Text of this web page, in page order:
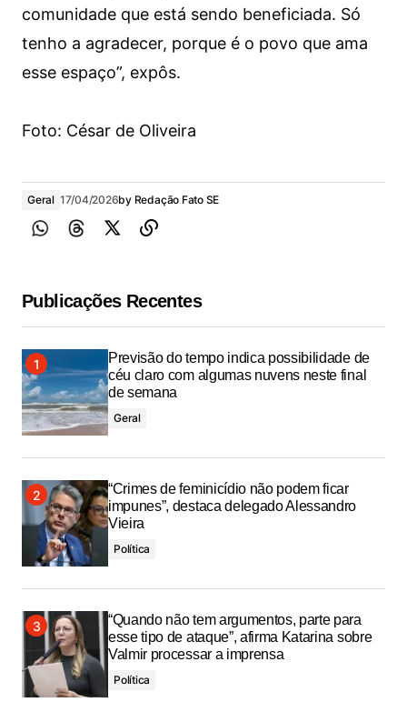
comunidade que está sendo beneficiada. Só
tenho a agradecer, porque é o povo que ama
esse espaço”, expôs.
Foto: César de Oliveira
Geral 17/04/2026by Redação Fato SE
Publicações Recentes
Previsão do tempo indica possibilidade de
céu claro com algumas nuvens neste final
de semana
Geral
“Crimes de feminicídio não podem ficar
impunes”, destaca delegado Alessandro
Vieira
Política
“Quando não tem argumentos, parte para
esse tipo de ataque”, afirma Katarina sobre
Valmir processar a imprensa
Política